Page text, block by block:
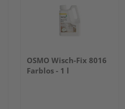
OSMO Wisch-Fix 8016
Farblos - 1 l